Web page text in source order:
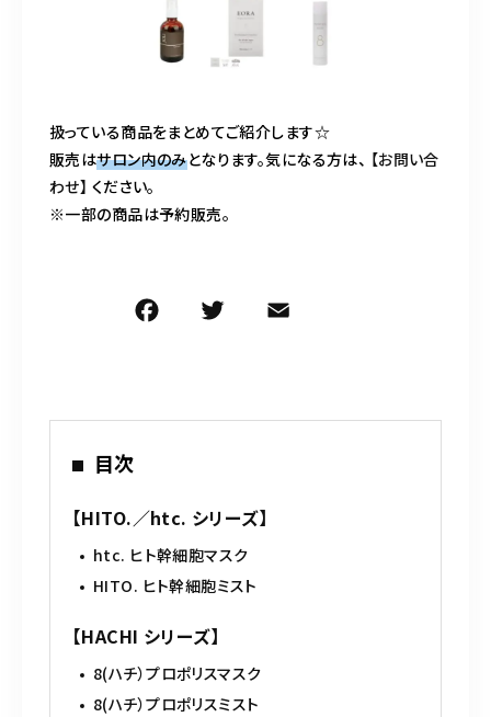
扱っている商品をまとめてご紹介します☆
販売はサロン内のみとなります。気になる方は、 【お問い合
わせ】 ください。
※一部の商品は予約販売。
e
o
k
te l
目次
【HITO.／htc. シリーズ】
htc. ヒト幹細胞マスク
HITO. ヒト幹細胞ミスト
【HACHI シリーズ】
8(ハチ）プロポリスマスク
8(ハチ）プロポリスミスト